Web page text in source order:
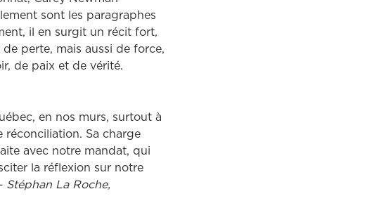
sont les paragraphes
il en surgit un récit fort,
perte, mais aussi de force,
de paix et de vérité.
en nos murs, surtout à
réconciliation. Sa charge
avec notre mandat, qui
la réflexion sur notre
Stéphan La Roche,